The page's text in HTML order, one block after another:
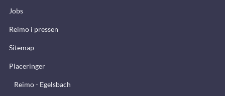
Jobs
Reimo i pressen
Sitemap
Placeringer
Reimo - Egelsbach